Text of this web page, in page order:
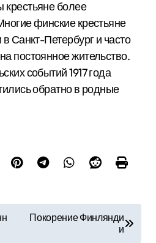
более
финские крестьяне
Санкт-Петербург и часто
постоянное жительство.
событий 1917 года
обратно в родные
Покорение Финлянди
и